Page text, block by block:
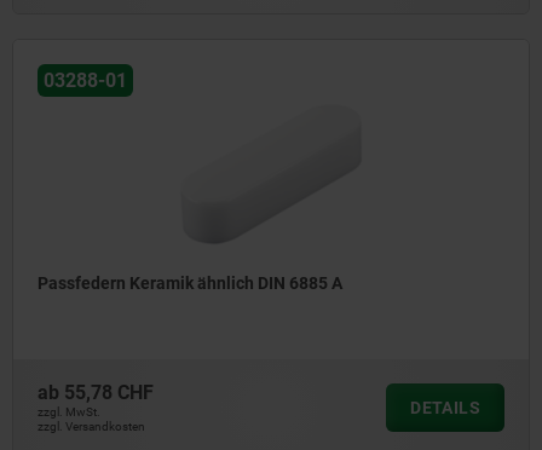
03288-01
Passfedern Keramik ähnlich DIN 6885 A
ab 55,78 CHF
zzgl. MwSt.
zzgl. Versandkosten
DETAILS